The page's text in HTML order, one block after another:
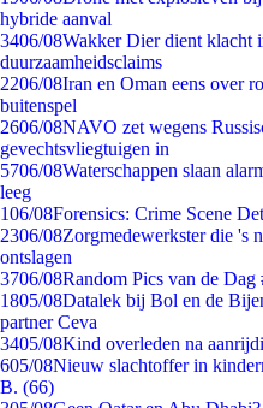
hybride aanval
3406/08Wakker Dier dient klacht
duurzaamheidsclaims
2206/08Iran en Oman eens over
buitenspel
2606/08NAVO zet wegens
gevechtsvliegtuigen in
5706/08Waterschappen slaan
leeg
106/08Forensics: Crime Scene
2306/08Zorgmedewerkster die 's
ontslagen
3706/08Random Pics van de Dag
1805/08Datalek bij Bol en de
partner Ceva
3405/08Kind overleden na
605/08Nieuw slachtoffer in
B. (66)